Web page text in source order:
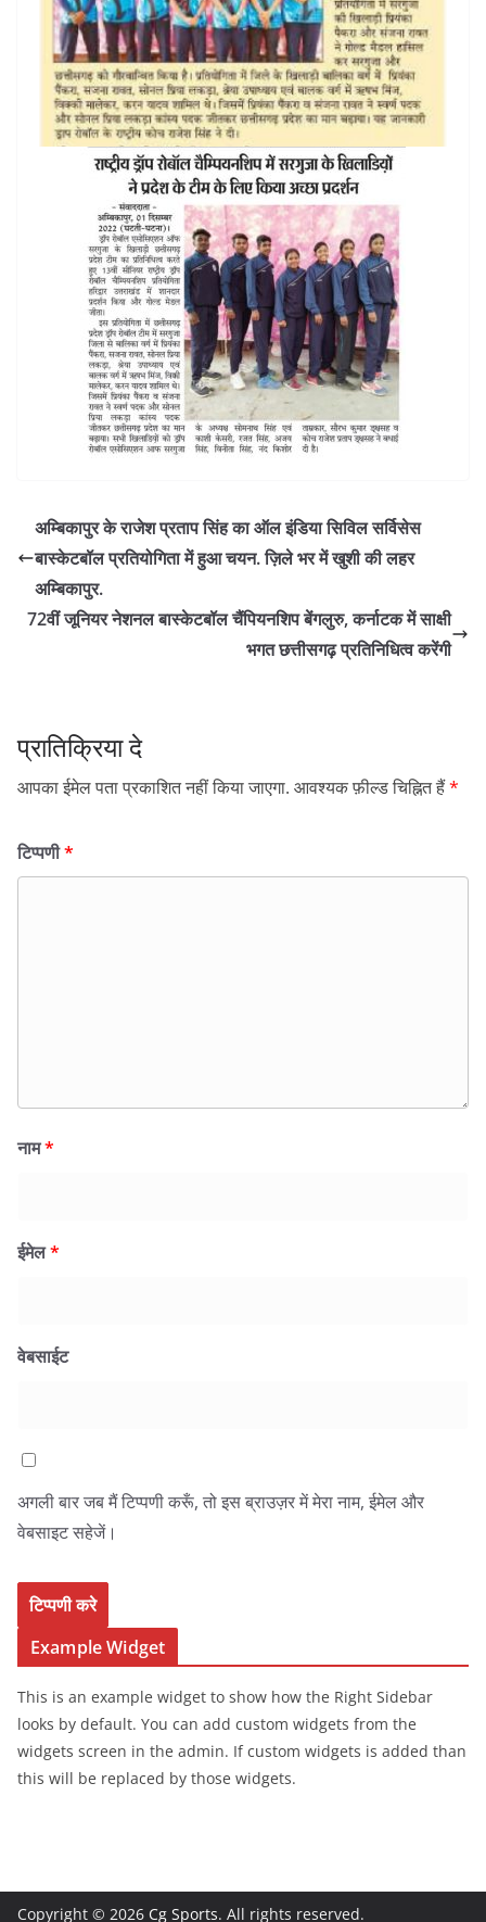
अम्बिकापुर के राजेश प्रताप सिंह का ऑल इंडिया सिविल सर्विसेस
बास्केटबॉल प्रतियोगिता में हुआ चयन. ज़िले भर में खुशी की लहर
अम्बिकापुर.
72वीं जूनियर नेशनल बास्केटबॉल चैंपियनशिप बेंगलुरु, कर्नाटक में साक्षी
भगत छत्तीसगढ़ प्रतिनिधित्व करेंगी
प्रातिक्रिया दे
आपका ईमेल पता प्रकाशित नहीं किया जाएगा. आवश्यक फ़ील्ड चिह्नित हैं*
टिप्पणी*
नाम*
ईमेल*
वेबसाईट
अगली बार जब मैं टिप्पणी करूँ, तो इस ब्राउज़र में मेरा नाम, ईमेल और
वेबसाइट सहेजें।
Example Widget
This is an example widget to show how the Right Sidebar
looks by default. You can add custom widgets from the
widgets screen in the admin. If custom widgets is added than
this will be replaced by those widgets.
Copyright © 2026 Cg Sports. All rights reserved.